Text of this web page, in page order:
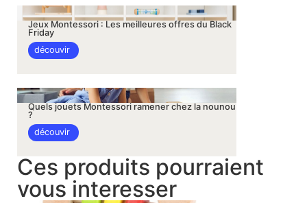
Jeux Montessori : Les meilleures offres du Black
Friday
découvir
Quels jouets Montessori ramener chez la nounou
?
découvir
Ces produits pourraient
vous interesser